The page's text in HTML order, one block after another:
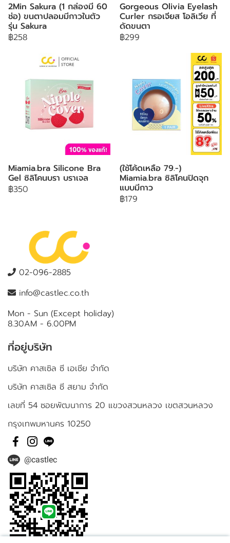
2Min Sakura (1 กล่องมี 60
ช่อ) ขนตาปลอมมีกาวในตัว
รุ่น Sakura
฿258
Gorgeous Olivia Eyelash
Curler กรอเจียส โอลิเวีย ที่
ดัดขนตา
฿299
Miamia.bra Silicone Bra
Gel ซิลิโคนบรา บราเจล
฿350
(ใช้โค้ดเหลือ 79.-)
Miamia.bra ซิลิโคนปิดจุก
แบบมีกาว
฿179
02-096-2885
info@castlec.co.th
Mon - Sun (Except holiday)
8.30AM - 6.00PM
ที่อยู่บริษัท
บริษัท คาสเซิล ซี เอเชีย จำกัด
บริษัท คาสเซิล ซี สยาม จำกัด
เลขที่ 54 ซอยพัฒนาการ 20 แขวงสวนหลวง เขตสวนหลวง
กรุงเทพมหานคร 10250
@castlec